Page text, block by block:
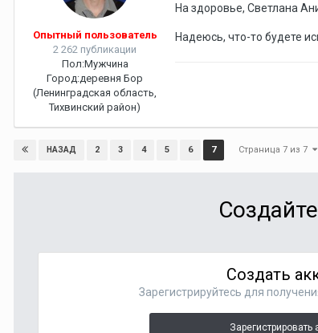
Опытный пользователь
2 262 публикации
Пол:Мужчина
Город:деревня Бор
(Ленинградская область,
Тихвинский район)
На здоровье, Светлана
Надеюсь, что-то будете
НАЗАД 2 3 4 5 6 7 Страница 7 из 7
Создать
Зарегистрируйтесь для
Зарегистрировать